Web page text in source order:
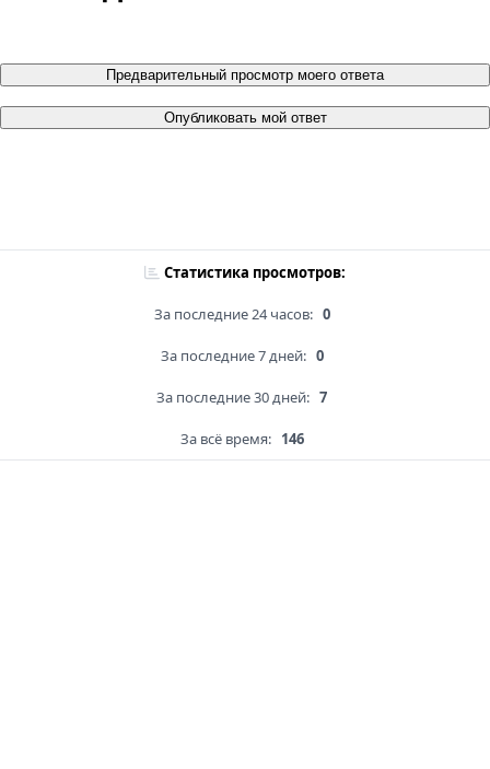
Предварительный просмотр моего ответа
Опубликовать мой ответ
Статистика просмотров:
За последние 24 часов: 0
За последние 7 дней: 0
За последние 30 дней: 7
За всё время: 146